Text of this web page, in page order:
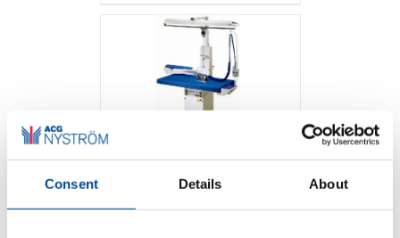
Consent Details About
Primula FLEX 1365
Pressbord